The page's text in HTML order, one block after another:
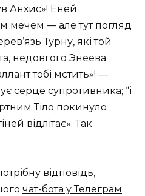
Анхис»! Еней
мечем — але тут погляд
Турну, які той
недовгого Энеева
тобі мстить»! —
серце супротивника; “і
Тіло покинуло
відлітає». Так
відповідь,
чат-бота у Телеграм.